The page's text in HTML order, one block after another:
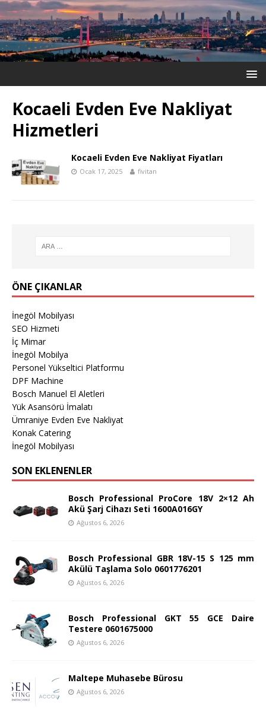
Kocaeli Evden Eve Nakliyat
Hizmetleri
Kocaeli Evden Eve Nakliyat Fiyatları
Ocak 17, 2025 fivitan
ÖNE ÇIKANLAR
İnegöl Mobilyası
SEO Hizmeti
İç Mimar
İnegöl Mobilya
Personel Yükseltici Platformu
DPF Machine
Bosch Manuel El Aletleri
Yük Asansörü İmalatı
Ümraniye Evden Eve Nakliyat
Konak Catering
İnegöl Mobilyası
SON EKLENENLER
Bosch Professional ProCore 18V 2×12 Ah
Akü Şarj Cihazı Seti 1600A016GY
Ağustos 6, 2026
Bosch Professional GBR 18V-15 S 125 mm
Akülü Taşlama Solo 0601776201
Ağustos 6, 2026
Bosch Professional GKT 55 GCE Daire
Testere 0601675000
Ağustos 6, 2026
Maltepe Muhasebe Bürosu
Ağustos 6, 2026